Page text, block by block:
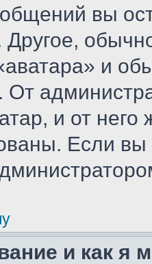
вы
и
От
и от него
Если
и как я